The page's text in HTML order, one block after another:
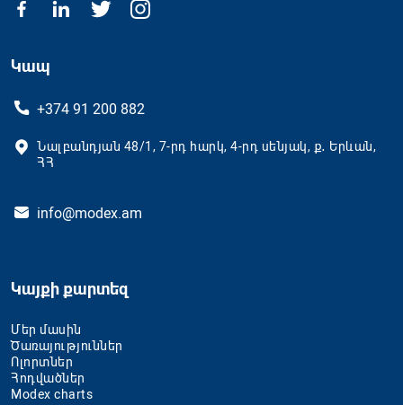
Կապ
+374 91 200 882
Նալբանդյան 48/1, 7-րդ հարկ, 4-րդ սենյակ, ք․ Երևան,
ՀՀ
info@modex.am
Կայքի քարտեզ
Մեր մասին
Ծառայություններ
Ոլորտներ
Հոդվածներ
Modex charts